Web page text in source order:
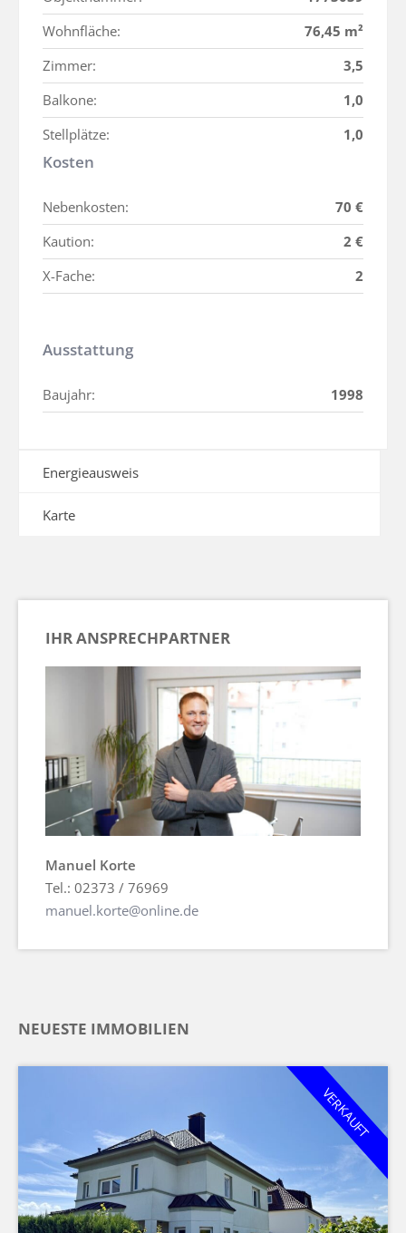
Wohnfläche:
76,45 m²
Zimmer:
3,5
Balkone:
1,0
Stellplätze:
1,0
Kosten
Nebenkosten:
70 €
Kaution:
2 €
X-Fache:
2
Ausstattung
Baujahr: 1998
Energieausweis
Karte
IHR ANSPRECHPARTNER
Manuel Korte
Tel.: 02373 / 76969
manuel.korte@online.de
NEUESTE IMMOBILIEN
VERKAUFT